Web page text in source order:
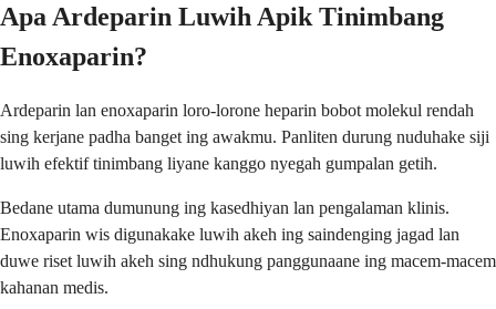
Apa Ardeparin Luwih Apik Tinimbang
Enoxaparin?
Ardeparin lan enoxaparin loro-lorone heparin bobot molekul rendah
sing kerjane padha banget ing awakmu. Panliten durung nuduhake siji
luwih efektif tinimbang liyane kanggo nyegah gumpalan getih.
Bedane utama dumunung ing kasedhiyan lan pengalaman klinis.
Enoxaparin wis digunakake luwih akeh ing saindenging jagad lan
duwe riset luwih akeh sing ndhukung panggunaane ing macem-macem
kahanan medis.